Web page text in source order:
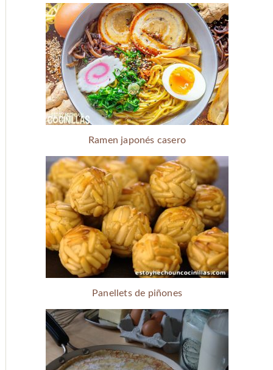
Ramen japonés casero
Panellets de piñones